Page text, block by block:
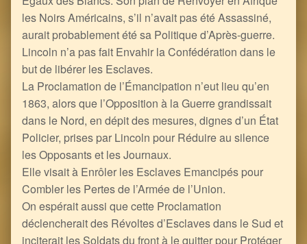
les Noirs Américains, s’il n’avait pas été Assassiné,
aurait probablement été sa Politique d’Après-guerre.
Lincoln n’a pas fait Envahir la Confédération dans le
but de libérer les Esclaves.
La Proclamation de l’Émancipation n’eut lieu qu’en
1863, alors que l’Opposition à la Guerre grandissait
dans le Nord, en dépit des mesures, dignes d’un État
Policier, prises par Lincoln pour Réduire au silence
les Opposants et les Journaux.
Elle visait à Enrôler les Esclaves Emancipés pour
Combler les Pertes de l’Armée de l’Union.
On espérait aussi que cette Proclamation
déclencherait des Révoltes d’Esclaves dans le Sud et
inciterait les Soldats du front à le quitter pour Protéger